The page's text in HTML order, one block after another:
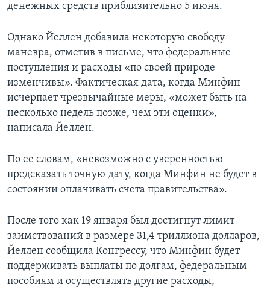
денежных средств приблизительно 5 июня.
Однако Йеллен добавила некоторую свободу
маневра, отметив в письме, что федеральные
поступления и расходы «по своей природе
изменчивы». Фактическая дата, когда Минфин
исчерпает чрезвычайные меры, «может быть на
несколько недель позже, чем эти оценки», —
написала Йеллен.
По ее словам, «невозможно с уверенностью
предсказать точную дату, когда Минфин не будет в
состоянии оплачивать счета правительства».
После того как 19 января был достигнут лимит
заимствований в размере 31,4 триллиона долларов,
Йеллен сообщила Конгрессу, что Минфин будет
поддерживать выплаты по долгам, федеральным
пособиям и осуществлять другие расходы,